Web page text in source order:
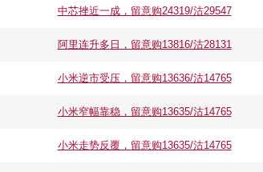
中芯挫近一成，留意购24319/沽29547
阿里连升多日，留意购13816/沽28131
小米逆市受压，留意购13636/沽14765
小米窄幅靠稳，留意购13635/沽14765
小米走势反覆，留意购13635/沽14765